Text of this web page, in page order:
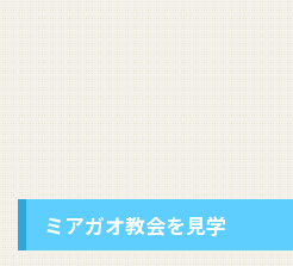
ミアガオ教会を見学